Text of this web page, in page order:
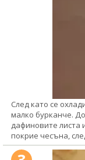
След като се
малко бурканче.
дафиновите листа
покрие чесъна,